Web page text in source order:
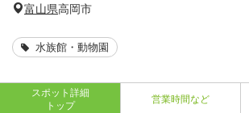
富山県高岡市
水族館・動物園
スポット詳細
トップ
営業時間など